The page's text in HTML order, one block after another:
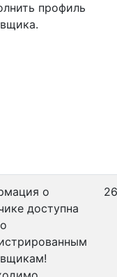
профиль
о
доступна